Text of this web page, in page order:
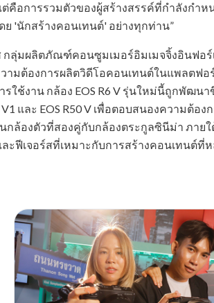
คือการรวมตัวของผู้สร้างสรรค์ที่กำลังกำ
'นักสร้างคอนเทนต์' อย่างทุกท่าน”
ลุ่มผลิตภัณฑ์คอนซูมเมอร์อิมเมจจิ้งอินฟอ
ามต้องการผลิตวิดีโอคอนเทนต์ในแพลตฟ
งาน กล้อง EOS R6 V รุ่นใหม่นี้ถูกพัฒนา
และ EOS R50 V เพื่อตอบสนองความต้
องตัวที่สองคู่กับกล้องตระกูลซินีม่า ภายใต้
ะฟีเจอร์สที่เหมาะกับการสร้างคอนเทน